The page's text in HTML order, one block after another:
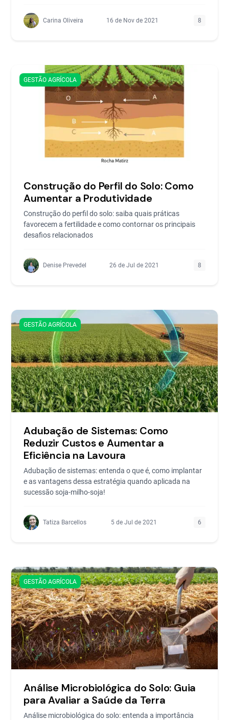
Carina Oliveira 16 de Nov de 2021 8
GESTÃO AGRÍCOLA
Construção do Perfil do Solo: Como
Aumentar a Produtividade
Construção do perfil do solo: saiba quais práticas
favorecem a fertilidade e como contornar os principais
desafios relacionados
Denise Prevedel 26 de Jul de 2021 8
GESTÃO AGRÍCOLA
Adubação de Sistemas: Como
Reduzir Custos e Aumentar a
Eficiência na Lavoura
Adubação de sistemas: entenda o que é, como implantar
e as vantagens dessa estratégia quando aplicada na
sucessão soja-milho-soja!
Tatiza Barcellos 5 de Jul de 2021 6
GESTÃO AGRÍCOLA
Análise Microbiológica do Solo: Guia
para Avaliar a Saúde da Terra
Análise microbiológica do solo: entenda a importância